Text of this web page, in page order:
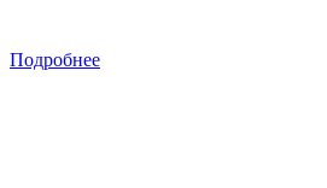
Подробнее